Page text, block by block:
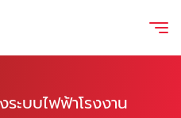
ะบบไฟฟ้าโรงงาน